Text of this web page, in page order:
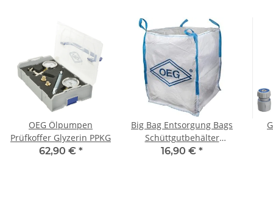
OEG Ölpumpen
Prüfkoffer Glyzerin PPKG
62,90 € *
Big Bag Entsorgung Bags
Schüttgutbehälter
Einweg Sackoben offen
16,90 € *